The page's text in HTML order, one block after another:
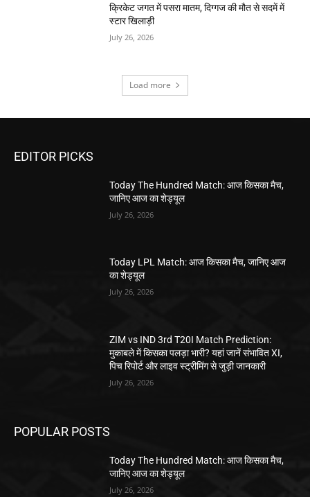
क्रिकेट जगत में पसरा मातम, दिग्गज की मौत से सदमें में
स्टार खिलाड़ी
July 26, 2026
Load more
EDITOR PICKS
Today The Hundred Match: आज किसका मैच,
जानिए आज का शेड्यूल
July 26, 2026
Today LPL Match: आज किसका मैच, जानिए आज
का शेड्यूल
July 26, 2026
ZIM vs IND 3rd T20I Match Prediction:
मुकाबले में किसका पलड़ा भारी? यहां जानें संभावित XI,
पिच रिपोर्ट और लाइव स्ट्रीमिंग से जुड़ी जानकारी
July 26, 2026
POPULAR POSTS
Today The Hundred Match: आज किसका मैच,
जानिए आज का शेड्यूल
July 26, 2026